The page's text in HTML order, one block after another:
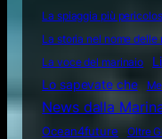
La spiaggia più
La storia nel nome delle
La voce del marinaio
Lo sapevate che
News dalla
Ocean4future
Oltre